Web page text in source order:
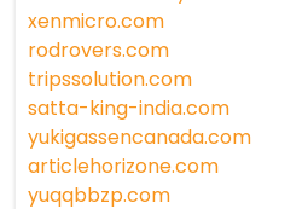
xenmicro.com
rodrovers.com
tripssolution.com
satta-king-india.com
yukigassencanada.com
articlehorizone.com
yuqqbbzp.com